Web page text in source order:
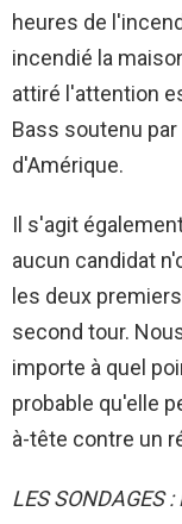
heures de
incendié la
attiré l'attention
Bass soutenu
d'Amérique.
Il s'agit
aucun candidat
les deux
second tour.
importe à quel
probable qu'elle
à-tête contre un
LES SONDAGES